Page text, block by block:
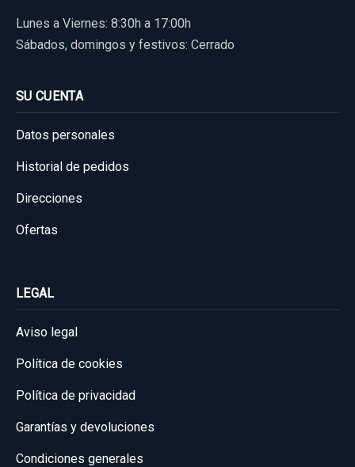
Lunes a Viernes: 8:30h a 17:00h
Sábados, domingos y festivos: Cerrado
SU CUENTA
Datos personales
Historial de pedidos
Direcciones
Ofertas
LEGAL
Aviso legal
Política de cookies
Política de privacidad
Garantías y devoluciones
Condiciones generales